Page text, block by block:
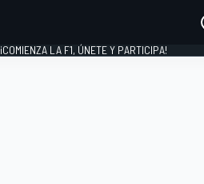
¡COMIENZA LA F1, ÚNETE Y PARTICIPA!